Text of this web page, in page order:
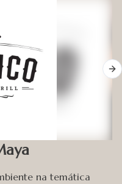
na temática